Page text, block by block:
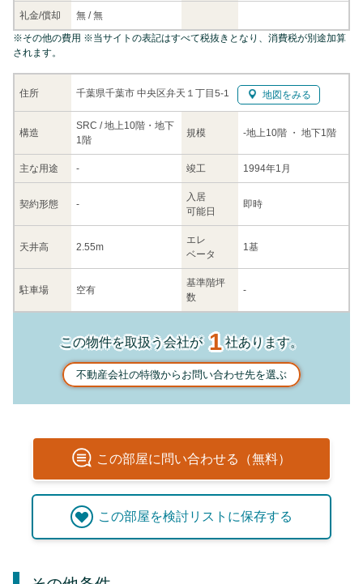
礼金/償却 無 /無
住所 千葉県千葉市 中央区弁天１丁目5-1 地図をみる
構造
SRC / 地上10階・地下
1階
規模 -地上10階 ・ 地下1階
主な用途 - 竣工 1994年1月
契約形態 -
入居
可能日
即時
天井高 2.55m
エレ
ベータ
1基
駐車場 空有
基準階坪
数
-
※その他の費用 ※当サイトの表記はすべて税抜きとなり、消費税が別途加算
されます。
この物件を取扱う会社が1社あります。
不動産会社の特徴からお問い合わせ先を選ぶ
この部屋に問い合わせる（無料）
この部屋を検討リストに保存する